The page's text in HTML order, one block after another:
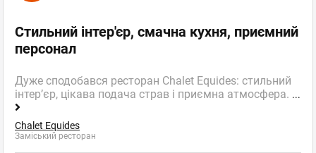
Стильний інтер'єр, смачна кухня, приємний
персонал
Дуже сподобався ресторан Chalet Equides: стильний
інтер’єр, цікава подача страв і приємна атмосфера. ...
Chalet Equides
Заміський ресторан